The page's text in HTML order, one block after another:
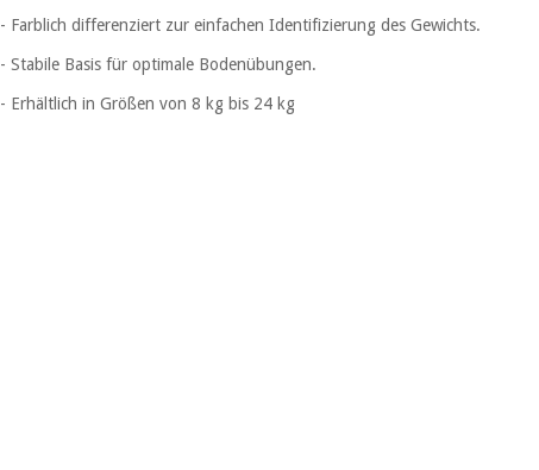
- Farblich differenziert zur einfachen Identifizierung des Gewichts.
- Stabile Basis für optimale Bodenübungen.
- Erhältlich in Größen von 8 kg bis 24 kg